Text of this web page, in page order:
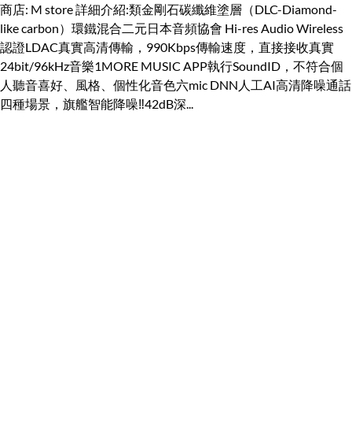
商店: M store 詳細介紹:類金剛石碳纖維塗層（DLC-Diamond-
like carbon）環鐵混合二元日本音頻協會 Hi-res Audio Wireless
認證LDAC真實高清傳輸，990Kbps傳輸速度，直接接收真實
24bit/96kHz音樂1MORE MUSIC APP執行SoundID，不符合個
人聽音喜好、風格、個性化音色六mic DNN人工AI高清降噪通話
四種場景，旗艦智能降噪‼️42dB深...